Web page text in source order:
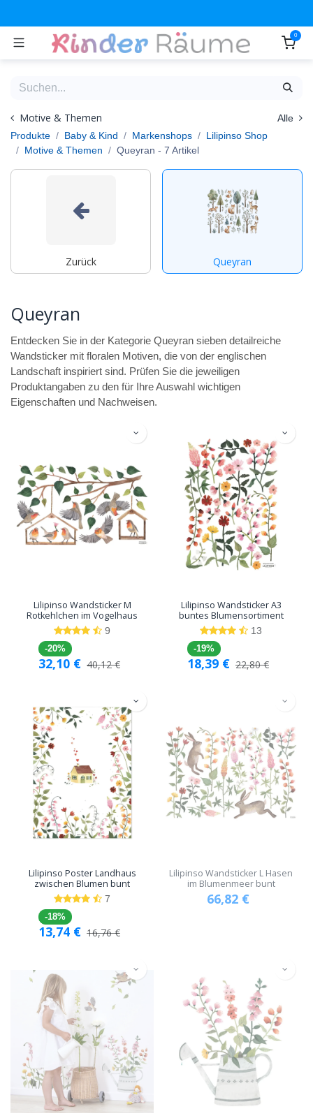
0
Motive & Themen
Alle
Produkte
Baby & Kind Markenshops
Lilipinso Shop
Motive & Themen
Queyran - 7 Artikel
Zurück Queyran
Queyran
Entdecken Sie in der Kategorie Queyran sieben detailreiche
Wandsticker mit floralen Motiven, die von der englischen
Landschaft inspiriert sind. Prüfen Sie die jeweiligen
Produktangaben zu den für Ihre Auswahl wichtigen
Eigenschaften und Nachweisen.
Lilipinso Wandsticker M
Rotkehlchen im Vogelhaus
9
-20%
32,10 € 40,12€
Lilipinso Wandsticker A3
buntes Blumensortiment
13
-19%
18,39 € 22,80€
Lilipinso Poster Landhaus
zwischen Blumen bunt
7
-18%
13,74 € 16,76€
Lilipinso Wandsticker L Hasen
im Blumenmeer bunt
66,82 €